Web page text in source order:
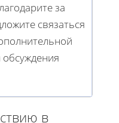
за
связаться
в